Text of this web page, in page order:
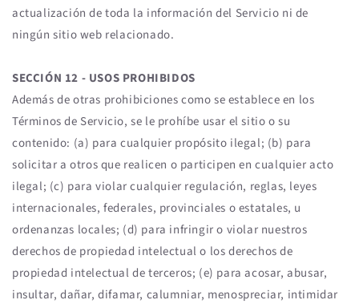
actualización de toda la información del Servicio ni de
ningún sitio web relacionado.
SECCIÓN 12 - USOS PROHIBIDOS
Además de otras prohibiciones como se establece en los
Términos de Servicio, se le prohíbe usar el sitio o su
contenido: (a) para cualquier propósito ilegal; (b) para
solicitar a otros que realicen o participen en cualquier acto
ilegal; (c) para violar cualquier regulación, reglas, leyes
internacionales, federales, provinciales o estatales, u
ordenanzas locales; (d) para infringir o violar nuestros
derechos de propiedad intelectual o los derechos de
propiedad intelectual de terceros; (e) para acosar, abusar,
insultar, dañar, difamar, calumniar, menospreciar, intimidar